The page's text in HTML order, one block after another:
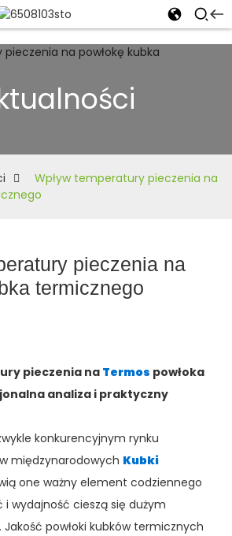
Wpływ temperatury pieczenia na
pieczenia na
termicznego
pieczenia na Termos powłoka
analiza i praktyczny
konkurencyjnym rynku
międzynarodowych Kubki
one ważny element codziennego
i wydajność cieszą się dużym
powłoki kubków termicznych